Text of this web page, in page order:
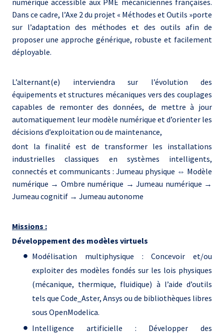
Dans ce cadre, l’Axe 2 du projet « Méthodes et Outils »porte
sur l’adaptation des méthodes et des outils afin de
proposer une approche générique, robuste et facilement
déployable.
L’alternant(e) interviendra sur l’évolution des
équipements et structures mécaniques vers des couplages
capables de remonter des données, de mettre à jour
automatiquement leur modèle numérique et d’orienter les
décisions d’exploitation ou de maintenance,
dont la finalité est de transformer les installations
industrielles classiques en systèmes intelligents,
connectés et communicants : Jumeau physique ⇔ Modèle
numérique → Ombre numérique → Jumeau numérique →
Jumeau cognitif → Jumeau autonome
Missions :
Développement des modèles virtuels
Modélisation multiphysique : Concevoir et/ou
exploiter des modèles fondés sur les lois physiques
(mécanique, thermique, fluidique) à l’aide d’outils
tels que Code_Aster, Ansys ou de bibliothèques libres
sous OpenModelica.
Intelligence artificielle : Développer des